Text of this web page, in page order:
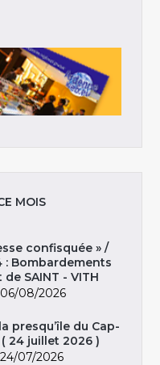
MOIS
confisquée » /
: Bombardements
de SAINT - VITH
08/2026
presqu’île du Cap-
24 juillet 2026 )
07/2026